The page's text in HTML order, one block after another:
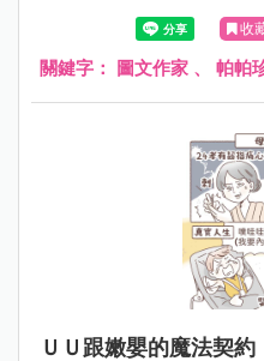
紀錄46。18w我就52了。
下的日子留給8kg，我開始沒保握
轉念，嗯。 應該是第一次
收
關鍵字： 圖文作家 、 帕帕
ＵＵ跟嫩嬰的魔法契約